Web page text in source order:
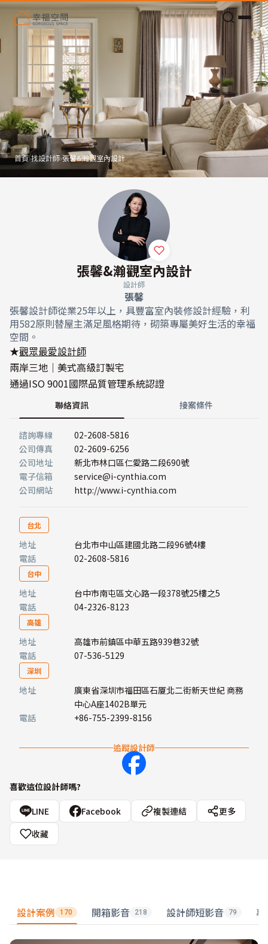
老屋預算分配與高 CP 值煥新術
首頁›找設計師›張馨&瀚觀室內設計
張馨&瀚觀室內設計
設計師
張馨
張馨設計師從業25年以上，具豐富室內裝修設計經驗，利
用582原則替屋主滿足風格期待，砌築專屬美好生活的幸福
空間。
★觀眾最愛設計師
兩岸三地｜美式高級訂製宅
通過ISO 9001國際品質管理系統認證
聯絡資訊 接案條件
諮詢專線
02-2608-5816
公司傳真
02-2609-6256
公司地址
新北市林口區仁愛路二段690號
電子信箱
service@i-cynthia.com
公司網站
http://www.i-cynthia.com
台北
地址
台北市中山區建國北路二段96號4樓
電話
02-2608-5816
台中
地址
台中市南屯區文心路一段378號25樓之5
電話
04-2326-8123
高雄
地址
高雄市前鎮區中華五路939巷32號
電話
07-536-5129
深圳
地址
廣東省深圳市福田區石厦北二街新天世紀 商務
中心A座1402B單元
電話
+86-755-2399-8156
追蹤設計師
喜歡這位設計師嗎?
LINE Facebook 複製連結
更多
收藏
設計案例 170 開箱影音 218 設計師短影音 79